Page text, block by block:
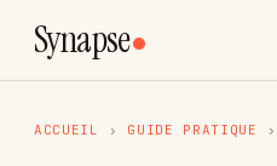
Synapse
ACCUEIL › GUIDE PRATIQUE ›